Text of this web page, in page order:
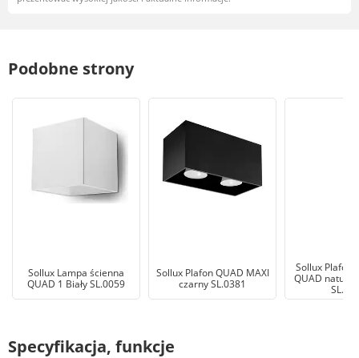
Podobne strony
Sollux Lampa ścienna
QUAD 1 Biały SL.0059
Sollux Plafon QUAD MAXI
czarny SL.0381
Sollux Plafon
QUAD
Specyfikacja, funkcje